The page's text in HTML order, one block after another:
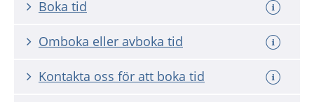
Boka tid
Omboka eller avboka tid
Kontakta oss för att boka tid